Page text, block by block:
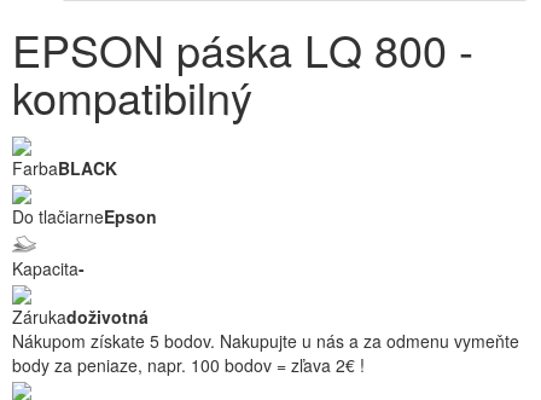
EPSON páska LQ 800 -
kompatibilný
FarbaBLACK
Do tlačiarneEpson
Kapacita-
Zárukadoživotná
Nákupom získate 5 bodov. Nakupujte u nás a za odmenu vymeňte
body za peniaze, napr. 100 bodov = zľava 2€ !